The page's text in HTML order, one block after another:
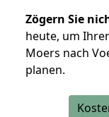
Zögern Sie
heute, um
Moers nach
planen.